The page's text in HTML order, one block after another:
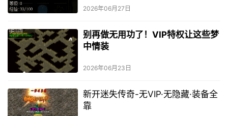
2026年06月27日
别再做无用功了！VIP特权让这些梦
中情装
2026年06月23日
新开迷失传奇-无VIP·无隐藏·装备全
靠